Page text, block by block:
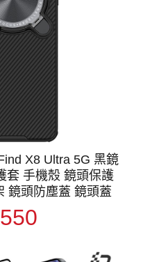
X8 Ultra 5G 黑鏡
套 手機殼 鏡頭保護
鏡頭防塵蓋 鏡頭蓋